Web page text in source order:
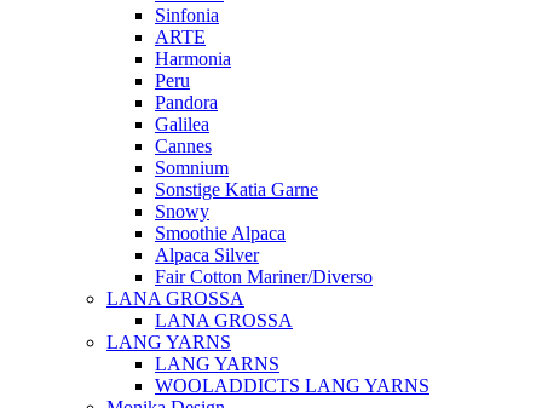
Sinfonia
ARTE
Harmonia
Peru
Pandora
Galilea
Cannes
Somnium
Sonstige Katia Garne
Snowy
Smoothie Alpaca
Alpaca Silver
Fair Cotton Mariner/Diverso
LANA GROSSA
LANA GROSSA
LANG YARNS
LANG YARNS
WOOLADDICTS LANG YARNS